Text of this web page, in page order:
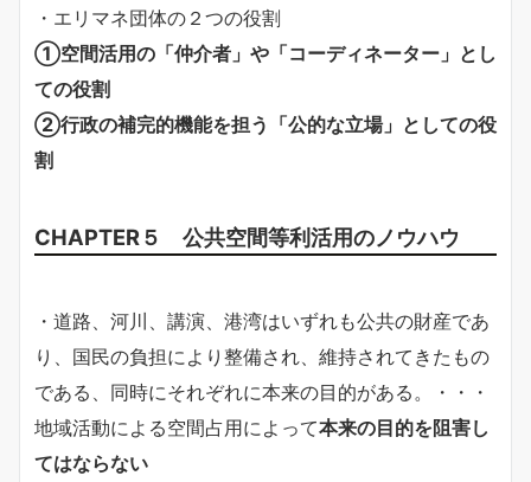
・エリマネ団体の２つの役割
①空間活用の「仲介者」や「コーディネーター」とし
ての役割
②行政の補完的機能を担う「公的な立場」としての役
割
CHAPTER５ 公共空間等利活用のノウハウ
・道路、河川、講演、港湾はいずれも公共の財産であ
り、国民の負担により整備され、維持されてきたもの
である、同時にそれぞれに本来の目的がある。・・・
地域活動による空間占用によって本来の目的を阻害し
てはならない